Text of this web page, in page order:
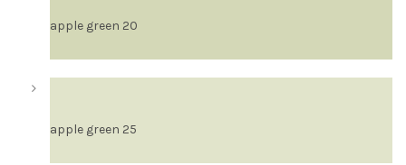
apple green 20
apple green 25